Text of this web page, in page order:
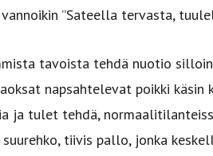
”Sateella tervasta,
tavoista tehdä nuotio
napsahtelevat poikki käsin
ja tulet tehdä,
suurehko, tiivis pallo, jonka